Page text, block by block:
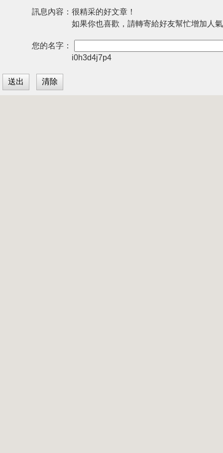
訊息內容： 很精采的好文章！
如果你也喜歡，請轉寄給好友幫忙增加人
您的名字：
i0h3d4j7p4